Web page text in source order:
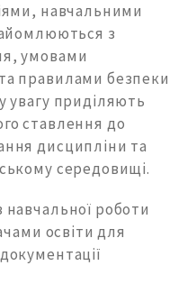
навчальними
з
умовами
правилами безпеки
увагу приділяють
ставлення до
дисципліни та
середовищі.
роботи
освіти для